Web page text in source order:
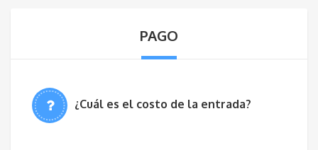
PAGO
¿Cuál es el costo de la entrada?